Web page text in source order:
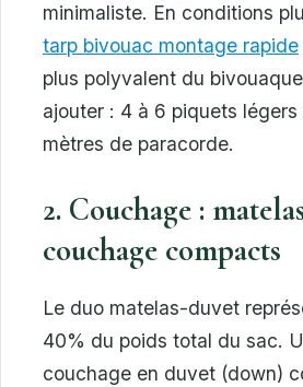
minimaliste. En conditions
tarp bivouac montage rapide
plus polyvalent du
ajouter : 4 à 6 piquets
mètres de paracorde.
2. Couchage :
couchage compacts
Le duo matelas-duvet
40% du poids total du sac.
couchage en duvet (down)